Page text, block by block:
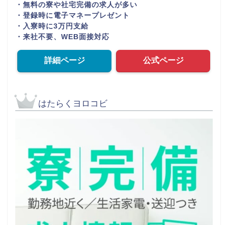
・無料の寮や社宅完備の求人が多い
・登録時に電子マネープレゼント
・入寮時に3万円支給
・来社不要、WEB面接対応
詳細ページ 公式ページ
はたらくヨロコビ